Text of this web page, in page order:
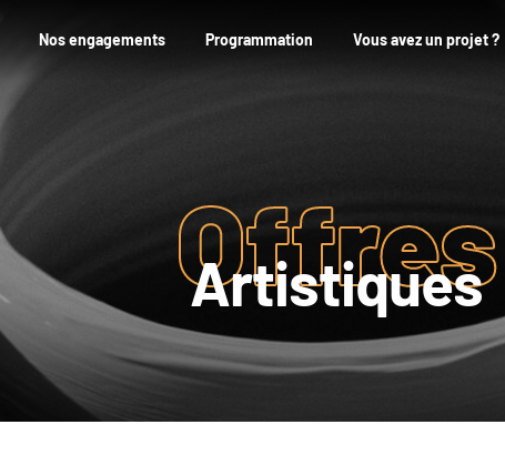
Nos engagements Programmation Vous avez un projet ?
Offres
Artistiques